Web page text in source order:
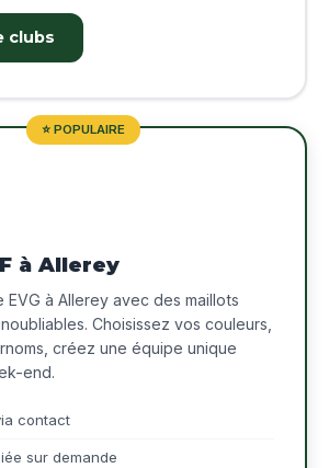
clubs
⭐ POPULAIRE
à Allerey
à Allerey avec des maillots
Choisissez vos couleurs,
créez une équipe unique
end.
contact
sur demande